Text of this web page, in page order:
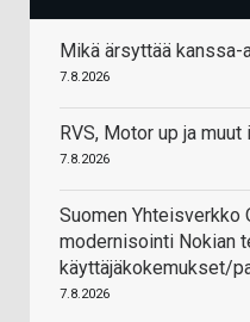
Mikä ärsyttää
7.8.2026
RVS, Motor up ja muut
7.8.2026
Suomen Yhteisverkko
modernisointi Nokian
käyttäjäkokemukset/
7.8.2026